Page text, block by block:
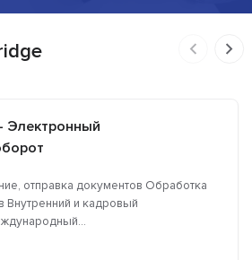
Электронный
отправка документов Обработка
Внутренний и кадровый